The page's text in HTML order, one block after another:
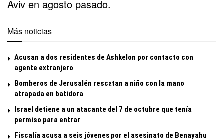
Aviv en agosto pasado.
Más noticias
Acusan a dos residentes de Ashkelon por contacto con
agente extranjero
Bomberos de Jerusalén rescatan a niño con la mano
atrapada en batidora
Israel detiene a un atacante del 7 de octubre que tenía
permiso para entrar
Fiscalía acusa a seis jóvenes por el asesinato de Benayahu